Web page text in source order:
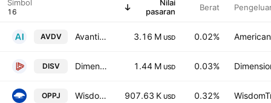
Simbol
Nilai
pasaran
Berat
AVDV Avantis International Small Cap Value ETF 3.16 M USD 0.02%
DISV Dimensional International Small Cap Value ETF 1.44 M USD 0.03%
OPPJ WisdomTree Japan Opportunities Fund 907.63 K USD 0.32%